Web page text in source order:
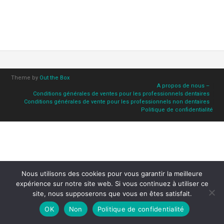
Theme by Out the Box
A propos de nous –
Conditions générales de ventes pour les professionnels dentaires
Conditions générales de vente pour les professionnels non dentaires
Politique de confidentialité
Nous utilisons des cookies pour vous garantir la meilleure
expérience sur notre site web. Si vous continuez à utiliser ce
site, nous supposerons que vous en êtes satisfait.
OK
Non Politique de confidentialité